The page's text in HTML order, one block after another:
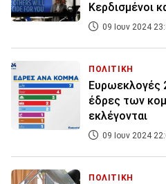
Κερδισμένοι
09 Ιουν 2024
ΠΟΛΙΤΙΚΗ
Ευρωεκλογές
έδρες των
εκλέγονται
09 Ιουν 2024
ΠΟΛΙΤΙΚΗ